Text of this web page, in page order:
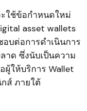
ะใช้ข้อกำหนดใหม่
asset wallets
บต่อการดำเนินการ
าด ซึ่งนับเป็นความ
ผู้ให้บริการ Wallet
ส์ ภายใต้